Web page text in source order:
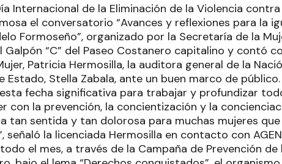
Internacional de la Eliminación de la Violencia contra
el conversatorio “Avances y reflexiones para la
Formoseño”, organizado por la Secretaría de la
Galpón “C” del Paseo Costanero capitalino y contó
Patricia Hermosilla, la auditora general de la
Estado, Stella Zabala, ante un buen marco de público.
fecha significativa para trabajar y profundizar
con la prevención, la concientización y la
tan sentida y tan dolorosa para muchas mujeres
señaló la licenciada Hermosilla en contacto con
el mes, a través de la Campaña de Prevención de